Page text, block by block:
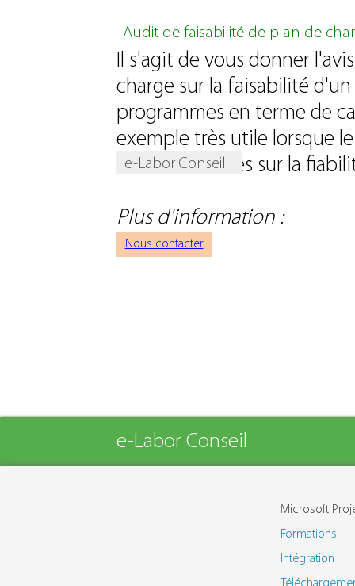
e-Labor Conseil
Audit de faisabilité de plan de
Il s'agit de vous donner
charge sur la faisabilité
programmes en terme de
exemple très utile lorsque
avez des doutes sur la
Plus d'information :
Nous contacter
e-Labor Conseil
Microsoft
Formations
Intégration